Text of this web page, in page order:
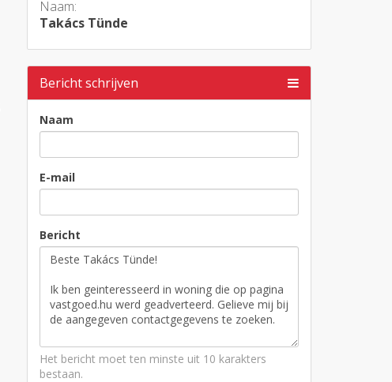
Naam:
Takács Tünde
Bericht schrijven
Naam
E-mail
Bericht
Het bericht moet ten minste uit 10 karakters
bestaan.